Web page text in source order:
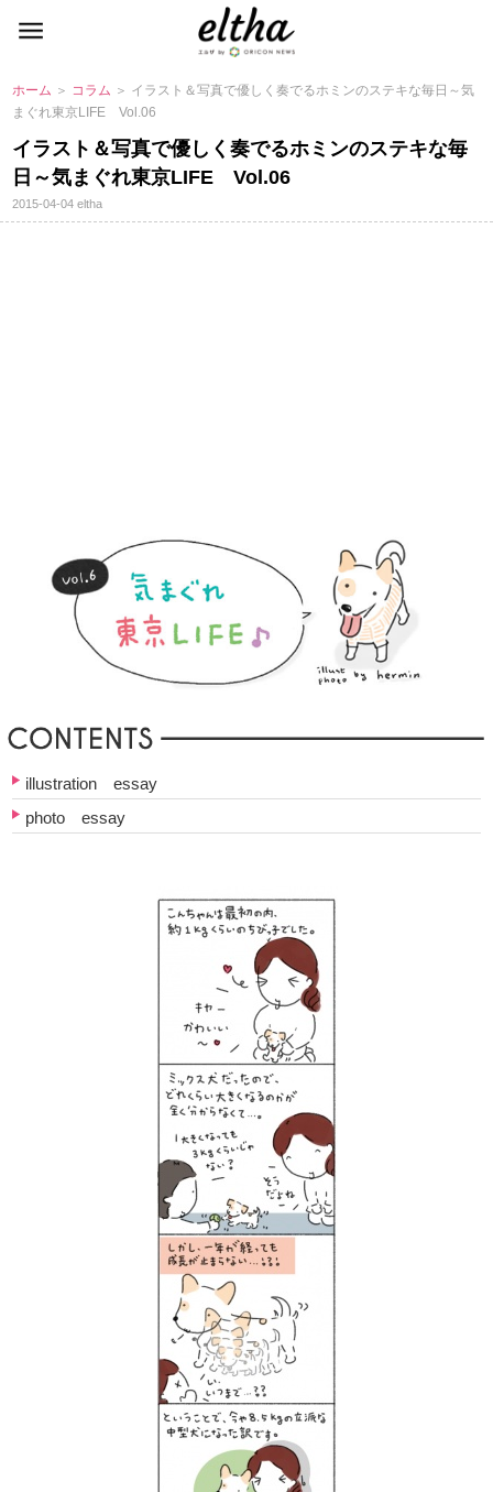
ホーム ＞ コラム ＞ イラスト＆写真で優しく奏でるホミンのステキな毎日～気
まぐれ東京LIFE Vol.06
イラスト＆写真で優しく奏でるホミンのステキな毎
日～気まぐれ東京LIFE Vol.06
2015-04-04eltha
illustration essay
photo essay